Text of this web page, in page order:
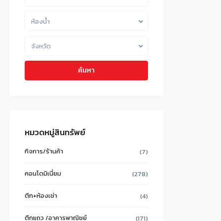
ห้องน้ำ
จังหวัด
ค้นหา
หมวดหมู่สินทรัพย์
กิจการ/ร้านค้า (7)
คอนโดมิเนี่ยม (278)
ตึก+ห้องเช่า (4)
ตึกแถว /อาคารพาณิชย์ (171)